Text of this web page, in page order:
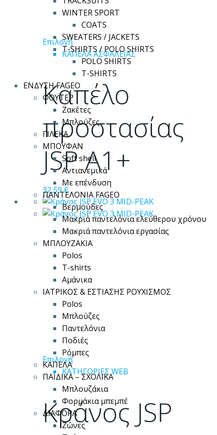
WINTER SPORT
COATS
SWEATERS / JACKETS
T-SHIRTS / POLO SHIRTS
POLO SHIRTS
T-SHIRTS
ΕΝΔΥΣΗ FAGEO
ΦΟΥΤΕΡ
Ζακέτες
Μπλούζες
ΓΙΛΕΚΑ
ΜΠΟΥΦΑΝ
Soft shell
Αντιανεμικά
Με επένδυση
ΠΑΝΤΕΛΟΝΙΑ FAGEO
Βερμούδες
Μακριά παντελόνια ελεύθερου χρόνου
Μακριά παντελόνια εργασίας
ΜΠΛΟΥΖΑΚΙΑ
Polos
T-shirts
Αμάνικα
ΙΑΤΡΙΚΟΣ & ΕΣΤΙΑΣΗΣ ΡΟΥΧΙΣΜΟΣ
Polos
Μπλούζες
Παντελόνια
Ποδιές
Ρόμπες
ΚΑΠΕΛΑ
ΠΑΙΔΙΚΑ – ΣΧΟΛΙΚΑ
Μπλουζάκια
Φορμάκια μπεμπέ
ΔΙΑΦΟΡΑ
Ζώνες
ΕπιλογήΑυτό
το
προϊόν
έχει
πολλαπλές
παραλλαγές.
Οι
επιλογές
μπορούν
να
επιλεγούν
στη
σελίδα
του
προϊόντος
ΚΑΠΕΛΑ ΑΣΦΑΛΕΙΑΣ
Καπέλο
προστασίας
JSP A1+
32,59€
ΕπιλογήΑυτό
το
προϊόν
έχει
πολλαπλές
παραλλαγές.
Οι
ΚΑΤΗΓΟΡΙΕΣ WEB
Κράνος JSP